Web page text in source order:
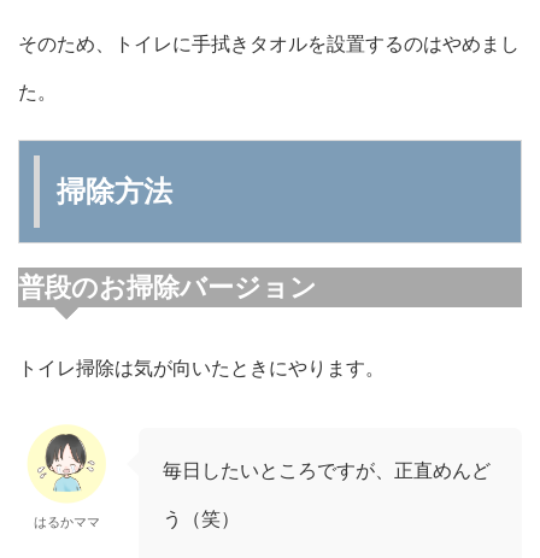
そのため、トイレに手拭きタオルを設置するのはやめまし
た。
掃除方法
普段のお掃除バージョン
トイレ掃除は気が向いたときにやります。
はるかママ
毎日したいところですが、正直めんど
う（笑）